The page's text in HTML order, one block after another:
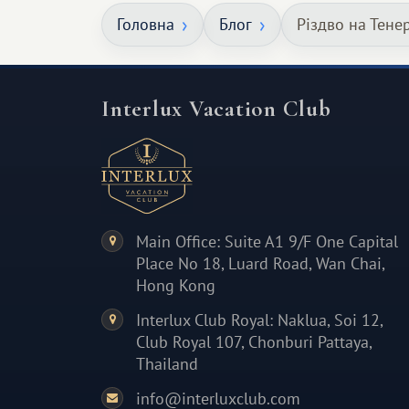
Головна Блог Різдво на
Interlux Vacation Club
Main Office: Suite A1 9/F One Capital
Place No 18, Luard Road, Wan Chai,
Hong Kong
Interlux Club Royal: Naklua, Soi 12,
Club Royal 107, Chonburi Pattaya,
Thailand
info@interluxclub.com